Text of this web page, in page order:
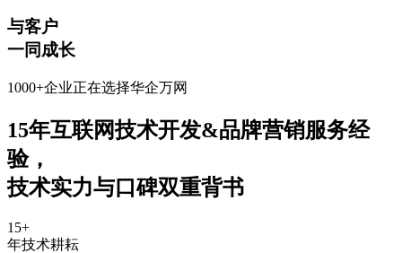
与客户
一同成长
1000+企业正在选择华企万网
15年互联网技术开发&品牌营销服务经
验，
技术实力与口碑双重背书
15+
年技术耕耘